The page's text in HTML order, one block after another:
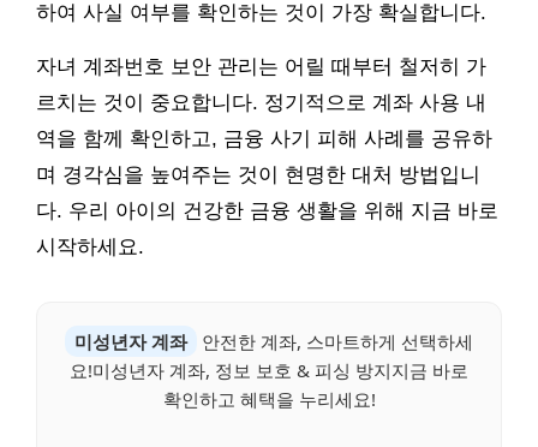
하여 사실 여부를 확인하는 것이 가장 확실합니다.
자녀 계좌번호 보안 관리는 어릴 때부터 철저히 가
르치는 것이 중요합니다. 정기적으로 계좌 사용 내
역을 함께 확인하고, 금융 사기 피해 사례를 공유하
며 경각심을 높여주는 것이 현명한 대처 방법입니
다. 우리 아이의 건강한 금융 생활을 위해 지금 바로
시작하세요.
미성년자 계좌
안전한 계좌, 스마트하게 선택하세
요!미성년자 계좌, 정보 보호 & 피싱 방지지금 바로
확인하고 혜택을 누리세요!